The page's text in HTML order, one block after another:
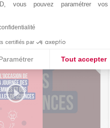
vous pouvez paramétrer vos
certifiés par
Tout accepter
Consentement :
d'adapter et de gérer
Cure-RA